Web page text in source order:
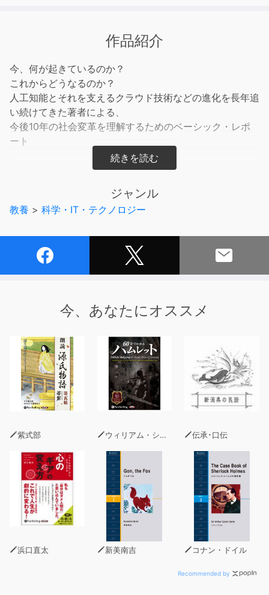
作品紹介
今、何が起きているのか？
これからどうなるのか？
人工知能とそれを支えるクラウド技術などの進化を長年追
い続けてきた著者による、
今後10年の社会変革を理解するためのベーシック・レポ
ート
◆ChatGPTの本質的なすごさはどこにあったのか？
◆衝撃の論文「Attention Is All You Need」が生み出した
◆OpenAI 最高経営責任者サム・アルトマンとはどんな人
◆次世代の覇権をもたらす大規模言語モデル（LLM）と
◆メタ、グーグル、マイクロソフト...米国ビッグテックに
よるLLMの開発競争の行方
◆フェイクニュース社会を先駆けた「ダウンジャケット
を着たローマ教皇」
◆画像生成AIの作品を米国著作権局はどう判断したか？
の懸念
ジャンル
教養 > 科学・IT・テクノロジー
今、あなたにオススメ
紫式部 ウィリアム・シェイクスピア 伝承･口伝
浜口直太 新美南吉 コナン・ドイル
Recommended by